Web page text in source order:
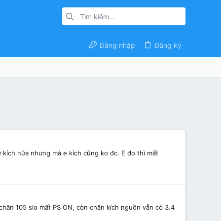
Đăng nhập Đăng ký
nữa nhưng mà e kích cũng ko đc. E đo thì mất
105 sio mất PS ON, còn chân kích nguồn vẫn có 3.4